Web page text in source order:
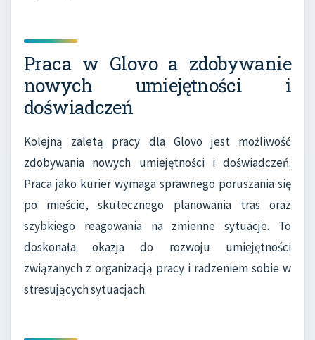
Praca w Glovo a zdobywanie
nowych umiejętności i
doświadczeń
Kolejną zaletą pracy dla Glovo jest możliwość
zdobywania nowych umiejętności i doświadczeń.
Praca jako kurier wymaga sprawnego poruszania się
po mieście, skutecznego planowania tras oraz
szybkiego reagowania na zmienne sytuacje. To
doskonała okazja do rozwoju umiejętności
związanych z organizacją pracy i radzeniem sobie w
stresujących sytuacjach.